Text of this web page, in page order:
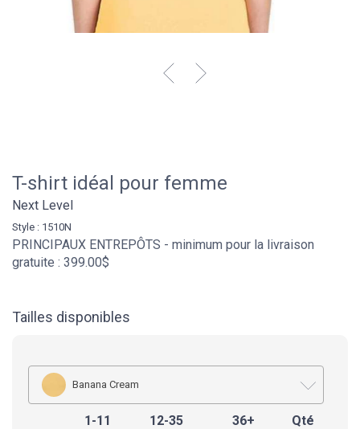
T-shirt idéal pour femme
Next Level
Style : 1510N
PRINCIPAUX ENTREPÔTS - minimum pour la livraison
gratuite : 399.00$
Tailles disponibles
Banana Cream
1-11 12-35 36+ Qté